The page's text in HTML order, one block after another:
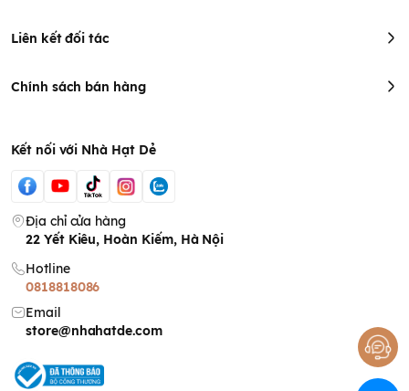
Liên kết đối tác
Chính sách bán hàng
Kết nối với Nhà Hạt Dẻ
Địa chỉ cửa hàng
22 Yết Kiêu, Hoàn Kiếm, Hà Nội
Hotline
0818818086
Email
store@nhahatde.com